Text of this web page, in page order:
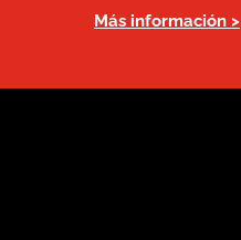
Más información >